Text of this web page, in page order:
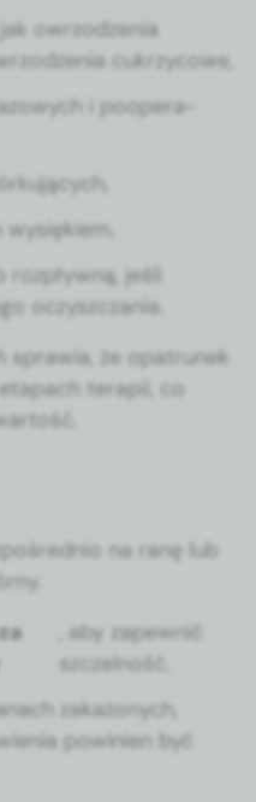
owr­zodzenia
cukrzy­cowe,
i poop­er­a­
jeśli
oczyszcza­nia.
spraw­ia, że opa­trunek
ter­apii, co
na ranę lub
, aby zapewnić
szczel­ność.
zakażonych,
powinien być